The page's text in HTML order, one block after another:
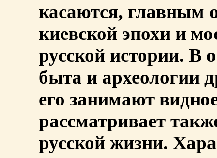
касаются, главным
киевской эпохи и
русской истории. В
быта и археологии
его занимают
рассматривает
русской жизни.